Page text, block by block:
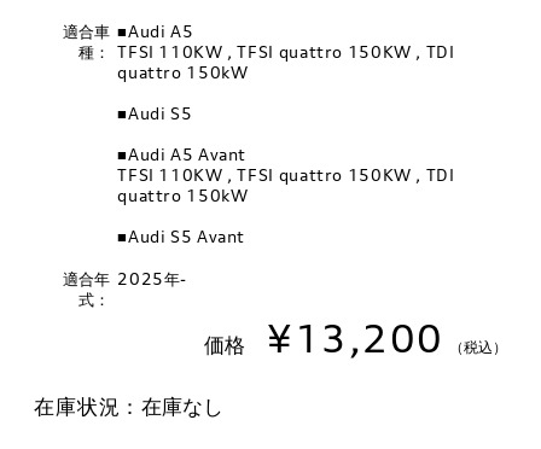
適合車
種：
■Audi A5
TFSI 110KW , TFSI quattro 150KW , TDI
quattro 150kW
■Audi S5
■Audi A5 Avant
TFSI 110KW , TFSI quattro 150KW , TDI
quattro 150kW
■Audi S5 Avant
適合年
式：
2025年-
価格 ¥13,200 （税込）
在庫状況：在庫なし